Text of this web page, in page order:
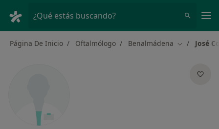
¿Qué estás buscando?
Página De Inicio Oftalmólogo Benalmádena Cambiar de
José